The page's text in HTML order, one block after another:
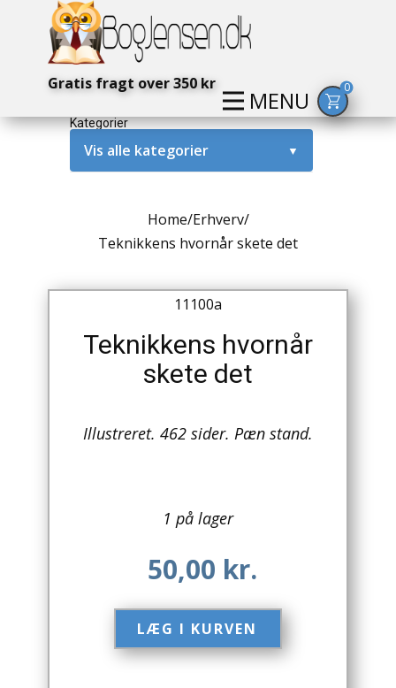
MENU
Gratis fragt over 350 kr 0
Kategorier
Vis alle kategorier ▼
Amerika / USA
Antikke / Specielle Bøger
Antikviteter
Arkitektur
Børnebøger
Home/Erhverv/
Teknikkens hvornår skete det
11100a
Teknikkens hvornår
skete det
Illustreret. 462 sider. Pæn stand.
1 på lager
50,00 kr.
LÆG I KURVEN​